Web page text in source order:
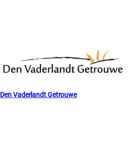
Den Vaderlandt Getrouwe